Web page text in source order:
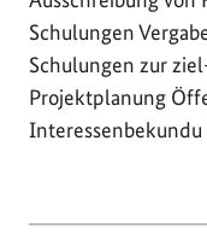
Schulungen
Schulungen zur
Projektplanung
Interessenbekundu